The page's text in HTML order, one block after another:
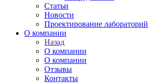
Статьи
Новости
Проектирование лабораторий
О компании
Назад
О компании
О компании
Отзывы
Контакты